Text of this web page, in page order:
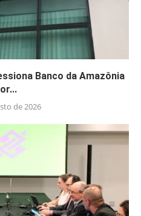
Banco da Amazônia
de 2026